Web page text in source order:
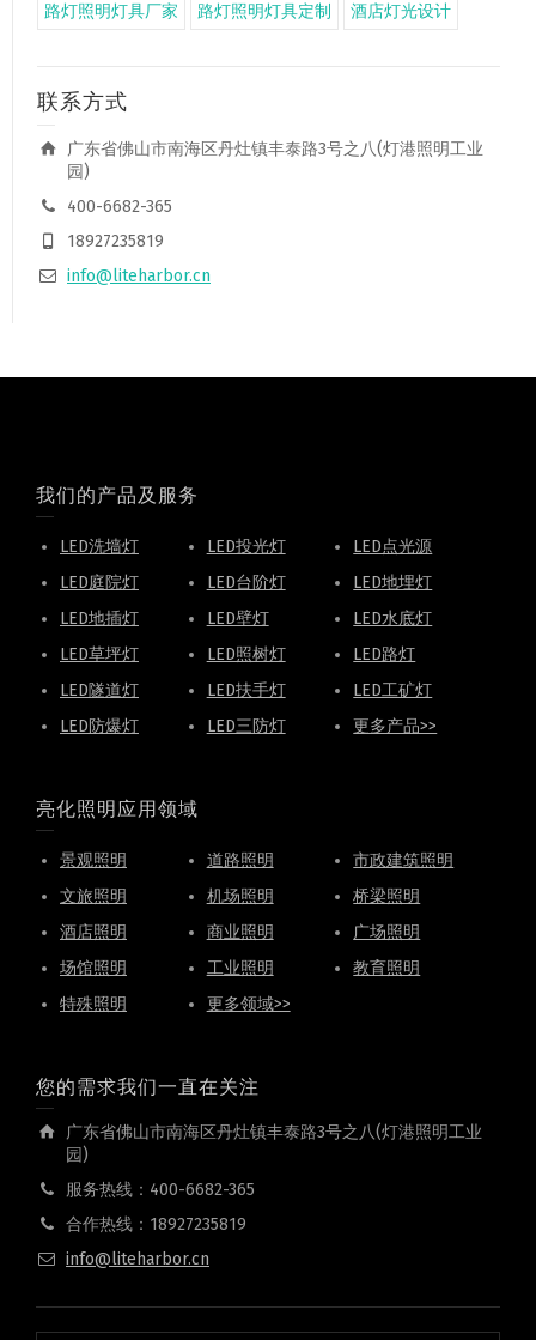
路灯照明灯具厂家 路灯照明灯具定制 酒店灯光设计
联系方式
广东省佛山市南海区丹灶镇丰泰路3号之八(灯港照明工业
园)
400-6682-365
18927235819
info@liteharbor.cn
我们的产品及服务
LED洗墙灯 LED投光灯
LED点光源
LED庭院灯
LED台阶灯
LED地埋灯
LED地插灯
LED壁灯
LED水底灯
LED草坪灯
LED照树灯
LED路灯
LED隧道灯
LED扶手灯
LED工矿灯
LED防爆灯
LED三防灯 更多产品>>
亮化照明应用领域
景观照明 道路照明
市政建筑照明
文旅照明
机场照明
桥梁照明
酒店照明
商业照明
广场照明
场馆照明
工业照明
教育照明
特殊照明
更多领域>>
您的需求我们一直在关注
广东省佛山市南海区丹灶镇丰泰路3号之八(灯港照明工业
园)
服务热线：400-6682-365
合作热线：18927235819
info@liteharbor.cn